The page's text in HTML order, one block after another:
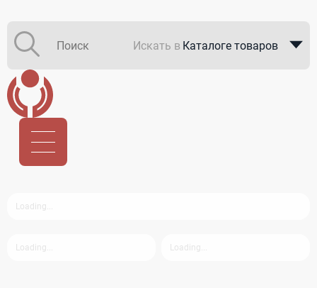
Искать в Каталоге товаров